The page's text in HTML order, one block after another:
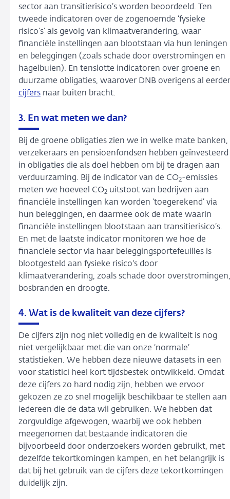
sector aan transitierisico’s worden beoordeeld. Ten
tweede indicatoren over de zogenoemde ‘fysieke
risico’s’ als gevolg van klimaatverandering, waar
financiële instellingen aan blootstaan via hun leningen
en beleggingen (zoals schade door overstromingen en
hagelbuien). En tenslotte indicatoren over groene en
duurzame obligaties, waarover DNB overigens al eerder
cijfers naar buiten bracht.
3. En wat meten we dan?
Bij de groene obligaties zien we in welke mate banken,
verzekeraars en pensioenfondsen hebben geïnvesteerd
in obligaties die als doel hebben om bij te dragen aan
verduurzaming. Bij de indicator van de CO2-emissies
meten we hoeveel CO2 uitstoot van bedrijven aan
financiële instellingen kan worden ‘toegerekend’ via
hun beleggingen, en daarmee ook de mate waarin
financiële instellingen blootstaan aan transitierisico’s.
En met de laatste indicator monitoren we hoe de
financiële sector via haar beleggingsportefeuilles is
blootgesteld aan fysieke risico's door
klimaatverandering, zoals schade door overstromingen,
bosbranden en droogte.
4. Wat is de kwaliteit van deze cijfers?
De cijfers zijn nog niet volledig en de kwaliteit is nog
niet vergelijkbaar met die van onze ‘normale’
statistieken. We hebben deze nieuwe datasets in een
voor statistici heel kort tijdsbestek ontwikkeld. Omdat
deze cijfers zo hard nodig zijn, hebben we ervoor
gekozen ze zo snel mogelijk beschikbaar te stellen aan
iedereen die de data wil gebruiken. We hebben dat
zorgvuldige afgewogen, waarbij we ook hebben
meegenomen dat bestaande indicatoren die
bijvoorbeeld door onderzoekers worden gebruikt, met
dezelfde tekortkomingen kampen, en het belangrijk is
dat bij het gebruik van de cijfers deze tekortkomingen
duidelijk zijn.